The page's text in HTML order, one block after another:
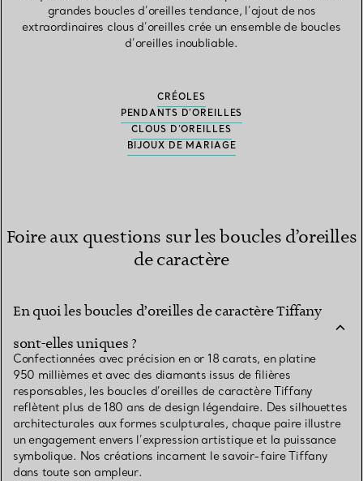
grandes boucles d’oreilles tendance, l’ajout de nos
extraordinaires clous d’oreilles crée un ensemble de boucles
d’oreilles inoubliable.
CRÉOLES
PENDANTS D’OREILLES
CLOUS D’OREILLES
BIJOUX DE MARIAGE
Foire aux questions sur les boucles d’oreilles
de caractère
En quoi les boucles d’oreilles de caractère Tiffany
sont-elles uniques ?
Confectionnées avec précision en or 18 carats, en platine
950 millièmes et avec des diamants issus de filières
responsables, les boucles d’oreilles de caractère Tiffany
reflètent plus de 180 ans de design légendaire. Des silhouettes
architecturales aux formes sculpturales, chaque paire illustre
un engagement envers l’expression artistique et la puissance
symbolique. Nos créations incarnent le savoir-faire Tiffany
dans toute son ampleur.